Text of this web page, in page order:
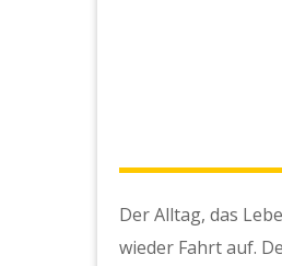
Der Alltag, das
wieder Fahrt auf.